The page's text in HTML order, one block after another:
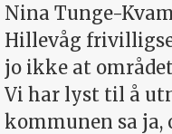
Nina Tunge-
Hillevåg
jo ikke at
Vi har lyst til å
kommunen sa ja,